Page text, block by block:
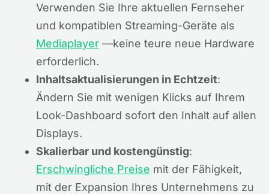
Verwenden Sie Ihre aktuellen Fernseher
und kompatiblen Streaming-Geräte als
Mediaplayer —keine teure neue Hardware
erforderlich.
Inhaltsaktualisierungen in Echtzeit:
Ändern Sie mit wenigen Klicks auf Ihrem
Look-Dashboard sofort den Inhalt auf allen
Displays.
Skalierbar und kostengünstig:
Erschwingliche Preise mit der Fähigkeit,
mit der Expansion Ihres Unternehmens zu